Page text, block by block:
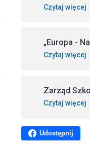
Czytaj więcej
„Europa -
Czytaj więcej
Zarząd
Czytaj więcej
Udostępnij